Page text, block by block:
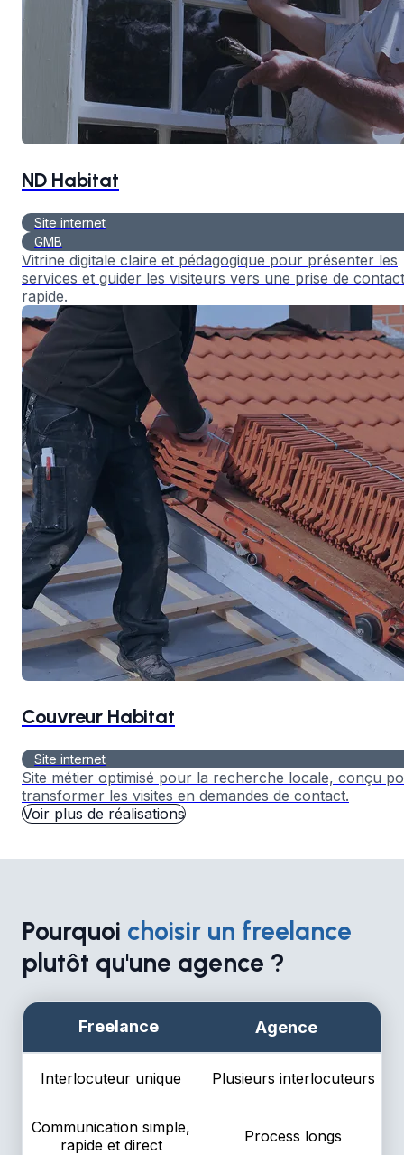
ND Habitat
Site internet
GMB
Vitrine digitale claire et pédagogique pour présenter les
services et guider les visiteurs vers une prise de contact
rapide.
Couvreur Habitat
Site internet
Site métier optimisé pour la recherche locale, conçu
transformer les visites en demandes de contact.
Voir plus de réalisations
Pourquoi choisir un freelance
plutôt qu'une agence ?
Freelance Agence
Interlocuteur unique Plusieurs interlocuteurs
Communication simple,
rapide et direct
Process longs